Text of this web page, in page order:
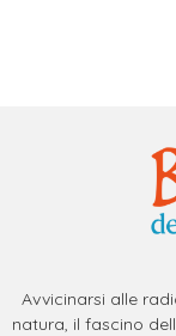
Avvicinarsi alle
natura, il fascino